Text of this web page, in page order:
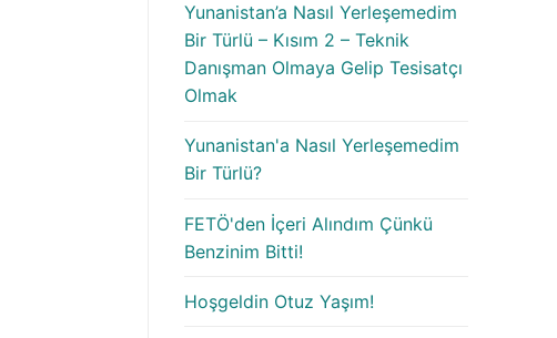
Yunanistan’a Nasıl Yerleşemedim
Bir Türlü – Kısım 2 – Teknik
Danışman Olmaya Gelip Tesisatçı
Olmak
Yunanistan'a Nasıl Yerleşemedim
Bir Türlü?
FETÖ'den İçeri Alındım Çünkü
Benzinim Bitti!
Hoşgeldin Otuz Yaşım!